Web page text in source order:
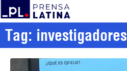
Tag: investigadores